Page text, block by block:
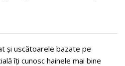
și uscătoarele bazate pe
îți cunosc hainele mai bine